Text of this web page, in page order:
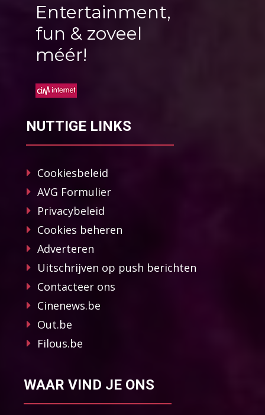
Entertainment,
fun & zoveel
méér!
NUTTIGE LINKS
Cookiesbeleid
AVG Formulier
Privacybeleid
Cookies beheren
Adverteren
Uitschrijven op push berichten
Contacteer ons
Cinenews.be
Out.be
Filous.be
WAAR VIND JE ONS